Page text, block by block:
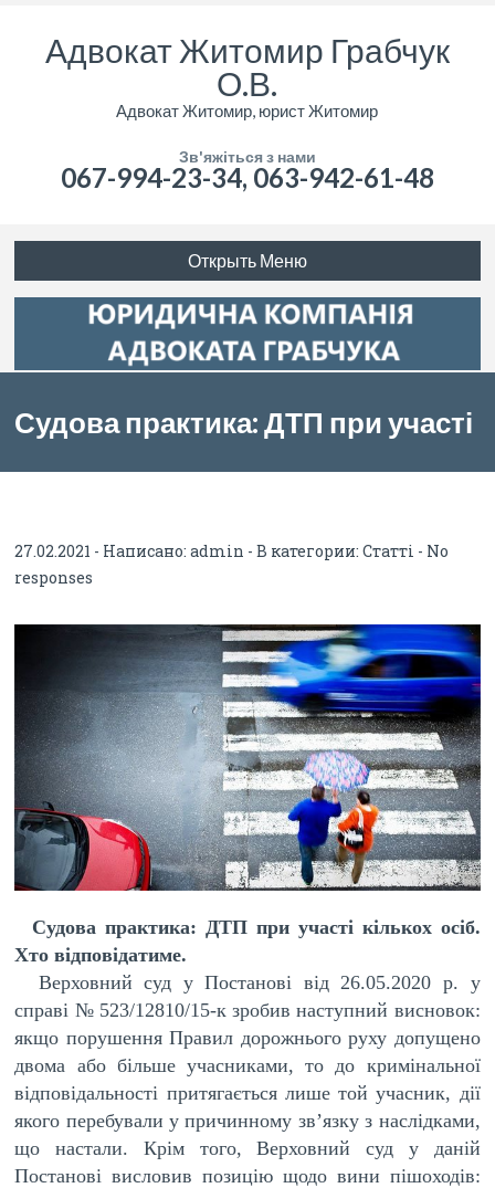
Адвокат Житомир Грабчук
О.В.
Адвокат Житомир, юрист Житомир
Зв'яжіться з нами
067-994-23-34, 063-942-61-48
Открыть Меню
Судова практика: ДТП при участі
27.02.2021 - Написано:admin - В категории:Статті - No
responses
Судова практика: ДТП при участі кількох осіб.
Хто відповідатиме.
Верховний суд у Постанові від 26.05.2020 р. у
справі № 523/12810/15-к зробив наступний висновок:
якщо порушення Правил дорожнього руху допущено
двома або більше учасниками, то до кримінальної
відповідальності притягається лише той учасник, дії
якого перебували у причинному зв’язку з наслідками,
що настали. Крім того, Верховний суд у даній
Постанові висловив позицію щодо вини пішоходів: